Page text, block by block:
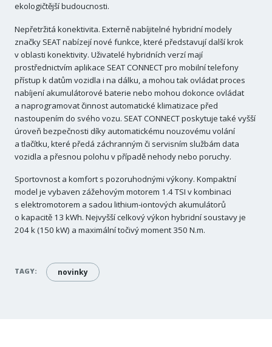
ekologičtější budoucnosti.
Nepřetržitá konektivita. Externě nabíjitelné hybridní modely
značky SEAT nabízejí nové funkce, které představují další krok
v oblasti konektivity. Uživatelé hybridních verzí mají
prostřednictvím aplikace SEAT CONNECT pro mobilní telefony
přístup k datům vozidla i na dálku, a mohou tak ovládat proces
nabíjení akumulátorové baterie nebo mohou dokonce ovládat
a naprogramovat činnost automatické klimatizace před
nastoupením do svého vozu. SEAT CONNECT poskytuje také vyšší
úroveň bezpečnosti díky automatickému nouzovému volání
a tlačítku, které předá záchranným či servisním službám data
vozidla a přesnou polohu v případě nehody nebo poruchy.
Sportovnost a komfort s pozoruhodnými výkony. Kompaktní
model je vybaven zážehovým motorem 1.4 TSI v kombinaci
s elektromotorem a sadou lithium-iontových akumulátorů
o kapacitě 13 kWh. Nejvyšší celkový výkon hybridní soustavy je
204 k (150 kW) a maximální točivý moment 350 N.m.
TAGY: novinky